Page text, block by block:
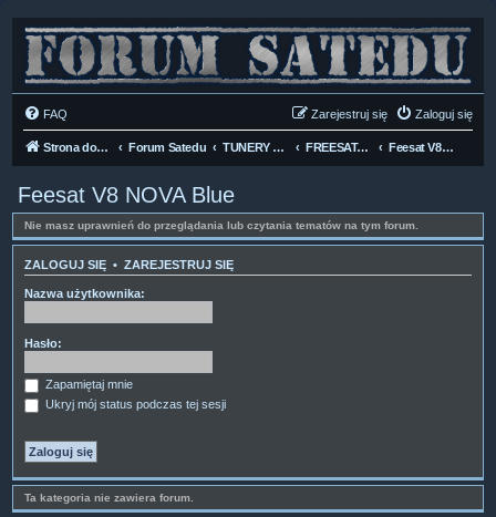
FAQ Zaloguj się
Zarejestruj się
Strona domowa Forum Satedu TUNERY SAT HD-LINUX FREESAT-GTMEDIA Feesat V8 NOVA Blue
Feesat V8 NOVA Blue
Nie masz uprawnień do przeglądania lub czytania tematów na tym forum.
ZALOGUJ SIĘ • ZAREJESTRUJ SIĘ
Nazwa użytkownika:
Hasło:
Zapamiętaj mnie
Ukryj mój status podczas tej sesji
Ta kategoria nie zawiera forum.